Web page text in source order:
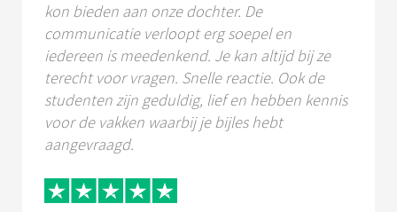
kon bieden aan onze dochter. De
communicatie verloopt erg soepel en
iedereen is meedenkend. Je kan altijd bij ze
terecht voor vragen. Snelle reactie. Ook de
studenten zijn geduldig, lief en hebben kennis
voor de vakken waarbij je bijles hebt
aangevraagd.